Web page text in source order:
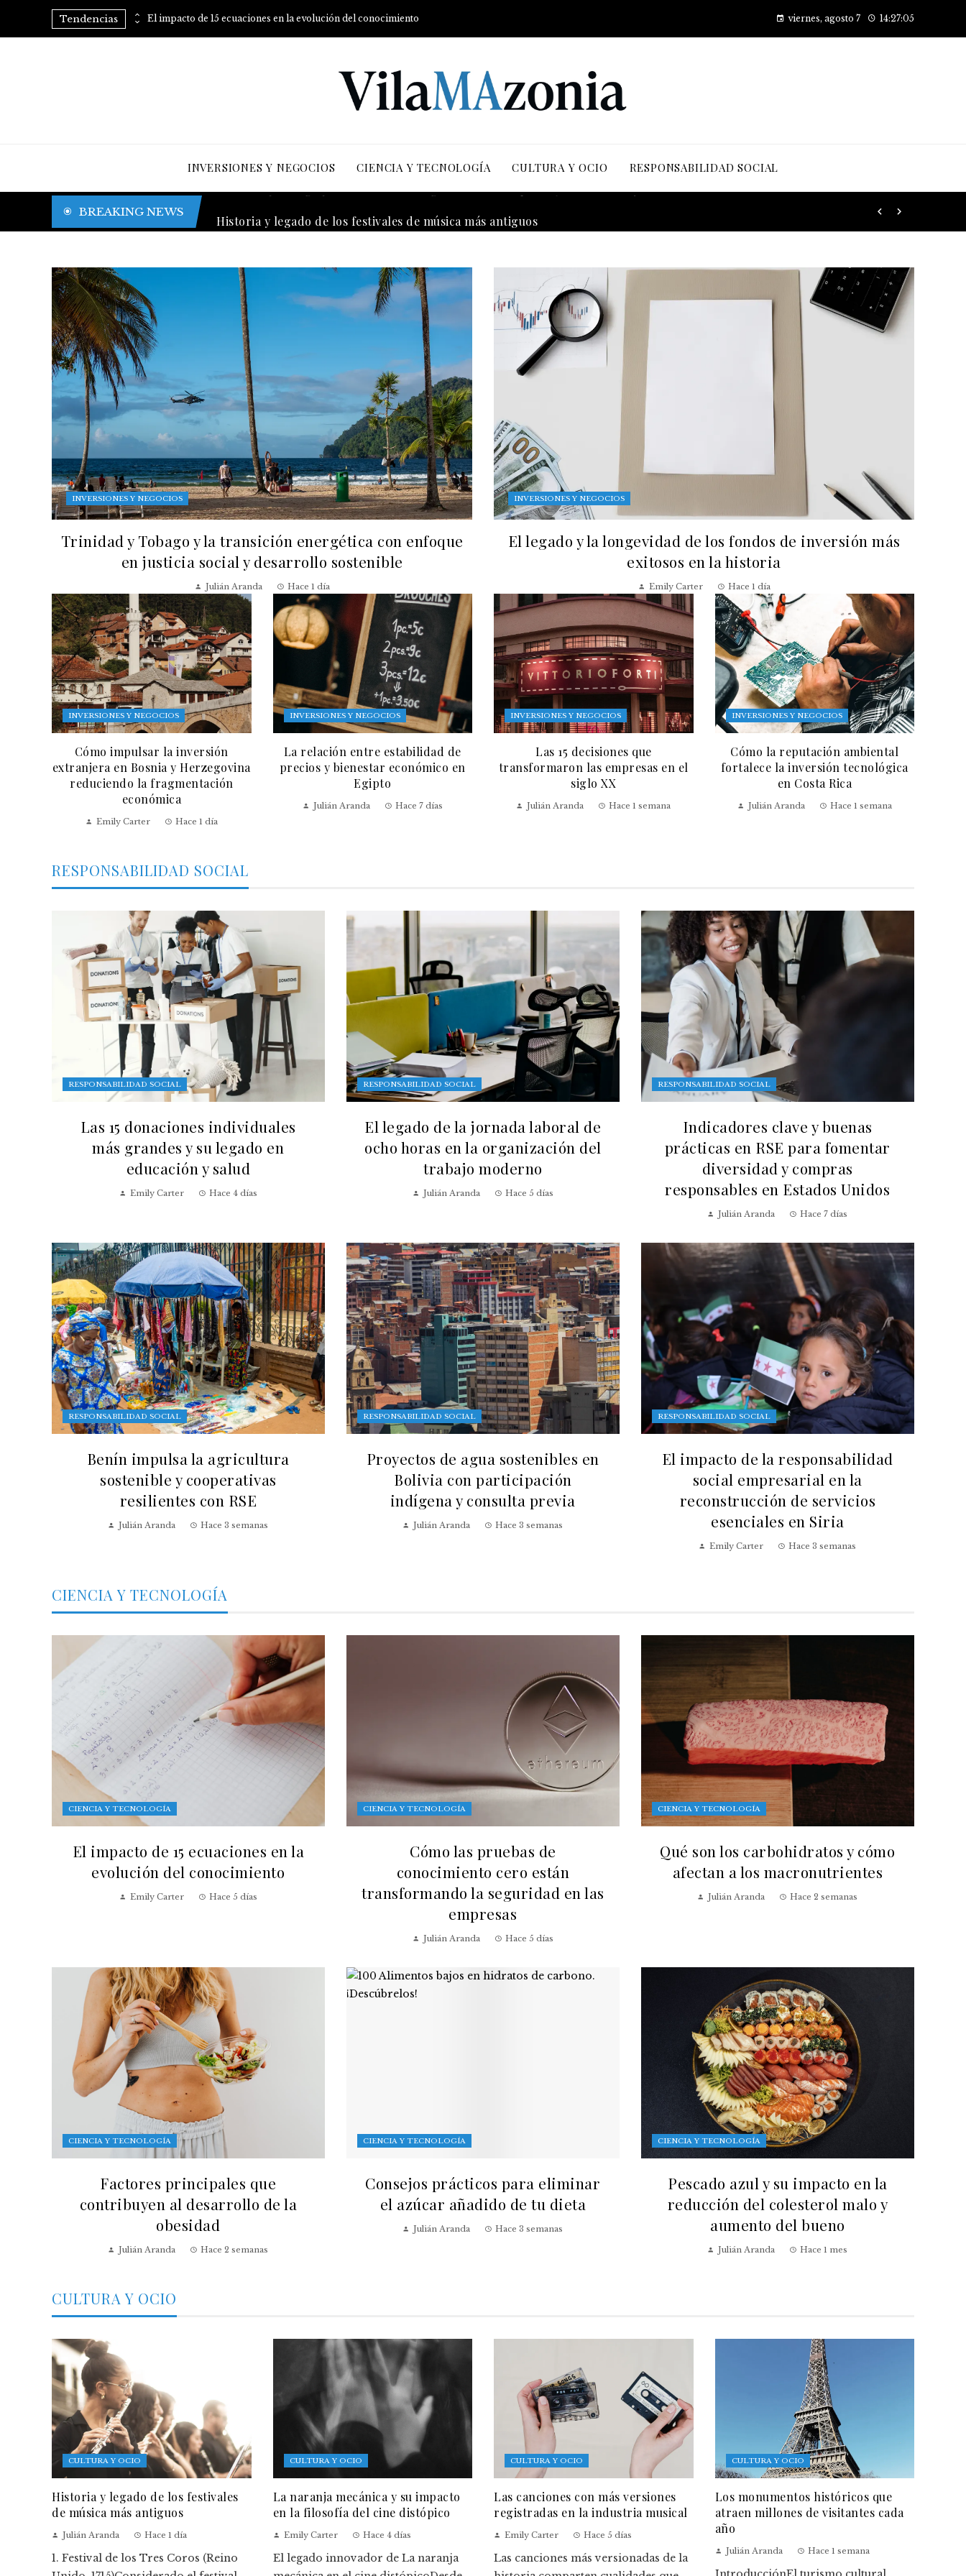
Tendencias Consejos prácticos para eliminar el azúcar añadido de tu dieta El impacto de 15 ecuaciones en la evolución del conocimiento viernes, agosto 7 14:27:06
INVERSIONES Y NEGOCIOS CIENCIA Y TECNOLOGÍA CULTURA Y OCIO RESPONSABILIDAD SOCIAL
BREAKING NEWS Trinidad y Tobago y la transición energética con enfoque en justicia social y desarrollo sostenible
INVERSIONES Y NEGOCIOS
Trinidad y Tobago y la transición energética con enfoque
en justicia social y desarrollo sostenible
Julián Aranda Hace 1 día
INVERSIONES Y NEGOCIOS
El legado y la longevidad de los fondos de inversión más
exitosos en la historia
Emily Carter Hace 1 día
INVERSIONES Y NEGOCIOS
Cómo impulsar la inversión
extranjera en Bosnia y Herzegovina
reduciendo la fragmentación
económica
Emily Carter Hace 1 día
INVERSIONES Y NEGOCIOS
La relación entre estabilidad de
precios y bienestar económico en
Egipto
Julián Aranda Hace 7 días
INVERSIONES Y NEGOCIOS
Las 15 decisiones que
transformaron las empresas en el
siglo XX
Julián Aranda Hace 1 semana
INVERSIONES Y NEGOCIOS
Cómo la reputación ambiental
fortalece la inversión tecnológica
en Costa Rica
Julián Aranda Hace 1 semana
RESPONSABILIDAD SOCIAL
RESPONSABILIDAD SOCIAL
Las 15 donaciones individuales
más grandes y su legado en
educación y salud
Emily Carter Hace 4 días
RESPONSABILIDAD SOCIAL
El legado de la jornada laboral de
ocho horas en la organización del
trabajo moderno
Julián Aranda Hace 5 días
RESPONSABILIDAD SOCIAL
Indicadores clave y buenas
prácticas en RSE para fomentar
diversidad y compras
responsables en Estados Unidos
Julián Aranda Hace 7 días
RESPONSABILIDAD SOCIAL
Benín impulsa la agricultura
sostenible y cooperativas
resilientes con RSE
Julián Aranda Hace 3 semanas
RESPONSABILIDAD SOCIAL
Proyectos de agua sostenibles en
Bolivia con participación
indígena y consulta previa
Julián Aranda Hace 3 semanas
RESPONSABILIDAD SOCIAL
El impacto de la responsabilidad
social empresarial en la
reconstrucción de servicios
esenciales en Siria
Emily Carter Hace 3 semanas
CIENCIA Y TECNOLOGÍA
CIENCIA Y TECNOLOGÍA
El impacto de 15 ecuaciones en la
evolución del conocimiento
Emily Carter Hace 5 días
CIENCIA Y TECNOLOGÍA
Cómo las pruebas de
conocimiento cero están
transformando la seguridad en las
empresas
Julián Aranda Hace 5 días
CIENCIA Y TECNOLOGÍA
Qué son los carbohidratos y cómo
afectan a los macronutrientes
Julián Aranda Hace 2 semanas
CIENCIA Y TECNOLOGÍA
Factores principales que
contribuyen al desarrollo de la
obesidad
Julián Aranda Hace 2 semanas
CIENCIA Y TECNOLOGÍA
Consejos prácticos para eliminar
el azúcar añadido de tu dieta
Julián Aranda Hace 3 semanas
CIENCIA Y TECNOLOGÍA
Pescado azul y su impacto en la
reducción del colesterol malo y
aumento del bueno
Julián Aranda Hace 1 mes
CULTURA Y OCIO
CULTURA Y OCIO
Historia y legado de los festivales
de música más antiguos
Julián Aranda Hace 1 día
1. Festival de los Tres Coros (Reino
CULTURA Y OCIO
La naranja mecánica y su impacto
en la filosofía del cine distópico
Emily Carter Hace 4 días
El legado innovador de La naranja
CULTURA Y OCIO
Las canciones con más versiones
registradas en la industria musical
Emily Carter Hace 5 días
Las canciones más versionadas de la
CULTURA Y OCIO
Los monumentos históricos que
atraen millones de visitantes cada
año
Julián Aranda Hace 1 semana